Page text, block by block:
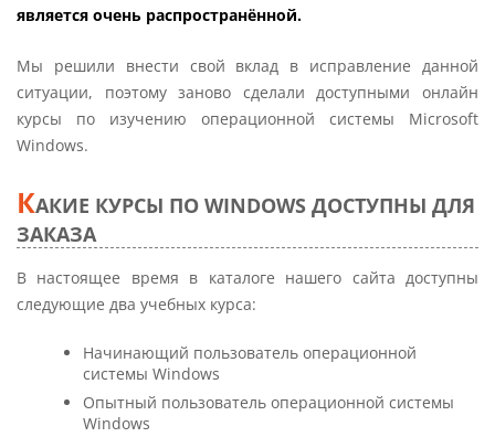
является очень распространённой.
Мы решили внести свой вклад в исправление данной
ситуации, поэтому заново сделали доступными онлайн
курсы по изучению операционной системы Microsoft
Windows.
КАКИЕ КУРСЫ ПО WINDOWS ДОСТУПНЫ ДЛЯ
ЗАКАЗА
В настоящее время в каталоге нашего сайта доступны
следующие два учебных курса:
Начинающий пользователь операционной
системы Windows
Опытный пользователь операционной системы
Windows